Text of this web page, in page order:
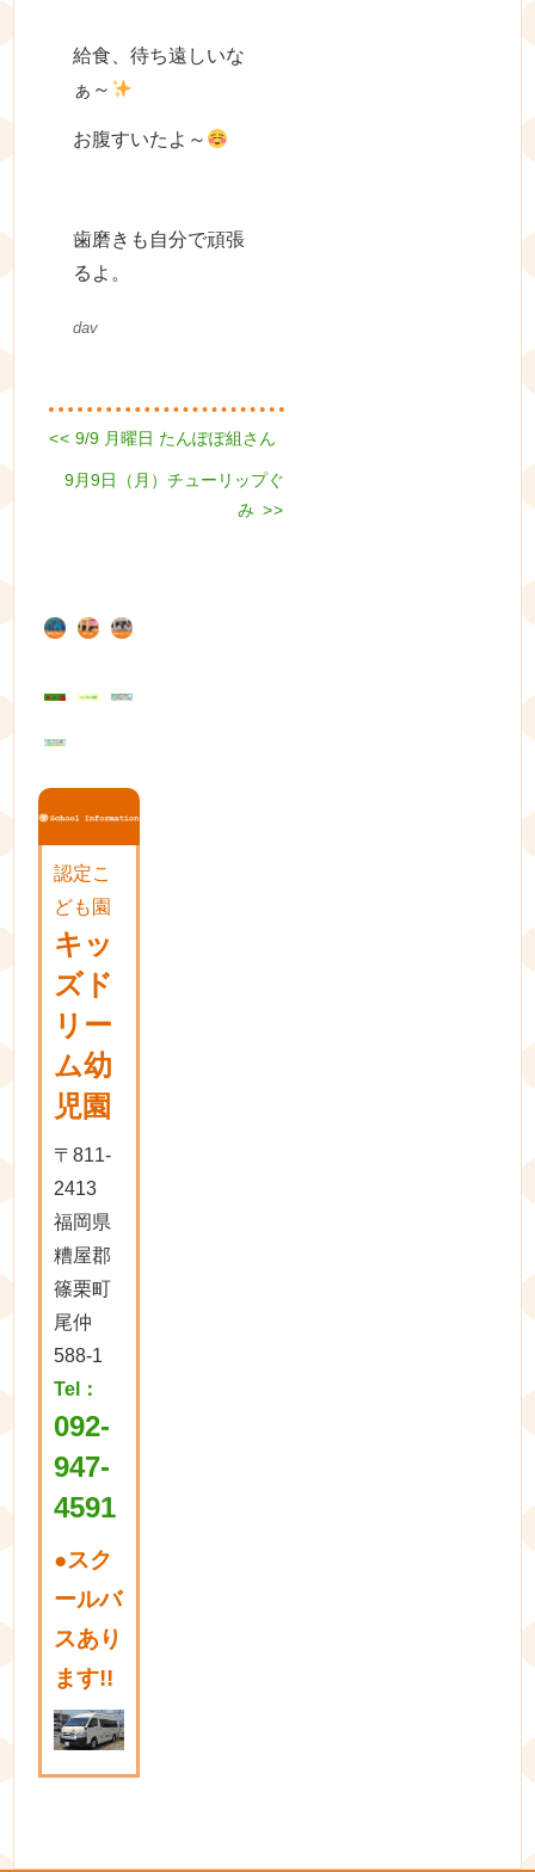
給食、待ち遠しいな
ぁ～
お腹すいたよ～
歯磨きも自分で頑張
るよ。
dav
投
稿
ー
シ
ン
Previous
<< 9/9 月曜日 たんぽぽ組さん
Next
9月9日（月）チューリップぐ
み >>
認定こ
ども園
キッ
ズド
リー
ム幼
児園
〒811-
2413
福岡県
糟屋郡
篠栗町
尾仲
588-1
Tel：
092-
947-
4591
●スク
ールバ
スあり
ます!!